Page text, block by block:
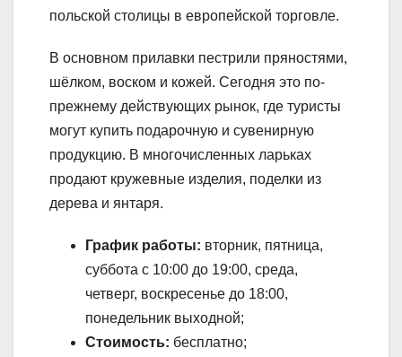
польской столицы в европейской торговле.
В основном прилавки пестрили пряностями,
шёлком, воском и кожей. Сегодня это по-
прежнему действующих рынок, где туристы
могут купить подарочную и сувенирную
продукцию. В многочисленных ларьках
продают кружевные изделия, поделки из
дерева и янтаря.
График работы: вторник, пятница,
суббота с 10:00 до 19:00, среда,
четверг, воскресенье до 18:00,
понедельник выходной;
Стоимость: бесплатно;